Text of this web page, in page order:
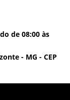
de 08:00 às
- MG - CEP